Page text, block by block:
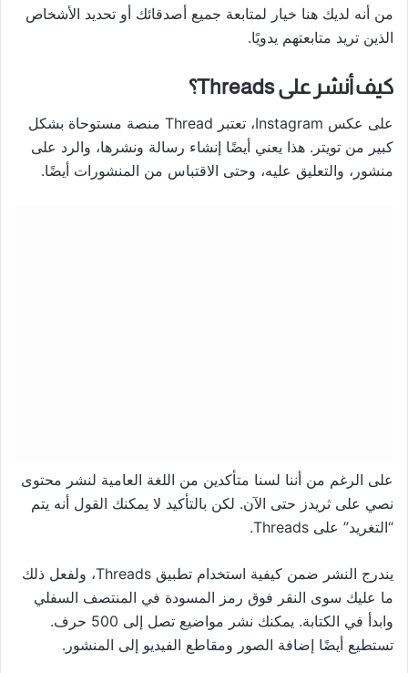
من أنه لديك هنا خيار لمتابعة جميع أصدقائك أو تحديد الأشخاص
الذين تريد متابعتهم يدويًا.
كيف أنشر على Threads؟
على عكس Instagram، تعتبر Thread منصة مستوحاة بشكل
كبير من تويتر. هذا يعني أيضًا إنشاء رسالة ونشرها، والرد على
منشور، والتعليق عليه، وحتى الاقتباس من المنشورات أيضًا.
على الرغم من أننا لسنا متأكدين من اللغة العامية لنشر محتوى
نصي على ثريدز حتى الآن. لكن بالتأكيد لا يمكنك القول أنه يتم
“التغريد” على Threads.
يندرج النشر ضمن كيفية استخدام تطبيق Threads، ولفعل ذلك
ما عليك سوى النقر فوق رمز المسودة في المنتصف السفلي
وابدأ في الكتابة. يمكنك نشر مواضيع تصل إلى 500 حرف.
تستطيع أيضًا إضافة الصور ومقاطع الفيديو إلى المنشور.